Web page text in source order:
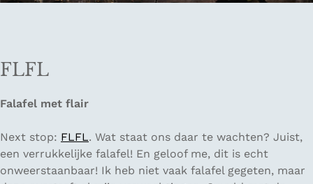
FLFL
Falafel met flair
Next stop: FLFL. Wat staat ons daar te wachten? Juist,
een verrukkelijke falafel! En geloof me, dit is echt
onweerstaanbaar! Ik heb niet vaak falafel gegeten, maar